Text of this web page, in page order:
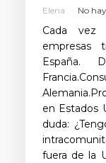
Elena No
Cada vez
empresas
España.
en Estados
duda:
fuera de la